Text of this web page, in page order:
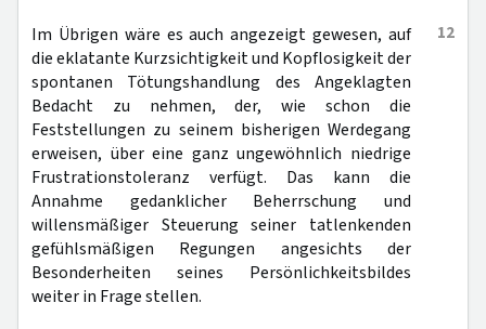
12
Im Übrigen wäre es auch angezeigt gewesen, auf
die eklatante Kurzsichtigkeit und Kopflosigkeit der
spontanen Tötungshandlung des Angeklagten
Bedacht zu nehmen, der, wie schon die
Feststellungen zu seinem bisherigen Werdegang
erweisen, über eine ganz ungewöhnlich niedrige
Frustrationstoleranz verfügt. Das kann die
Annahme gedanklicher Beherrschung und
willensmäßiger Steuerung seiner tatlenkenden
gefühlsmäßigen Regungen angesichts der
Besonderheiten seines Persönlichkeitsbildes
weiter in Frage stellen.